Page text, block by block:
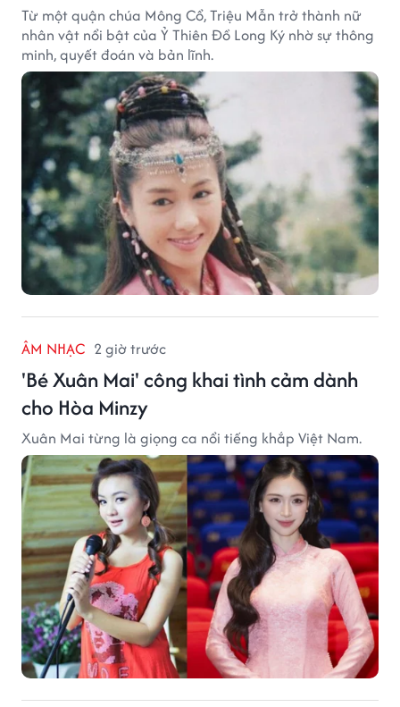
Từ một quận chúa Mông Cổ, Triệu Mẫn trở thành nữ
nhân vật nổi bật của Ỷ Thiên Đồ Long Ký nhờ sự thông
minh, quyết đoán và bản lĩnh.
ÂM NHẠC 2 giờ trước
'Bé Xuân Mai' công khai tình cảm dành
cho Hòa Minzy
Xuân Mai từng là giọng ca nổi tiếng khắp Việt Nam.